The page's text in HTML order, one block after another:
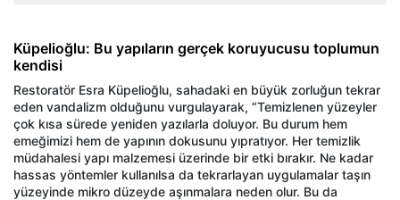
Küpelioğlu: Bu yapıların gerçek koruyucusu toplumun
kendisi
Restoratör Esra Küpelioğlu, sahadaki en büyük zorluğun tekrar
eden vandalizm olduğunu vurgulayarak, “Temizlenen yüzeyler
çok kısa sürede yeniden yazılarla doluyor. Bu durum hem
emeğimizi hem de yapının dokusunu yıpratıyor. Her temizlik
müdahalesi yapı malzemesi üzerinde bir etki bırakır. Ne kadar
hassas yöntemler kullanılsa da tekrarlayan uygulamalar taşın
yüzeyinde mikro düzeyde aşınmalara neden olur. Bu da